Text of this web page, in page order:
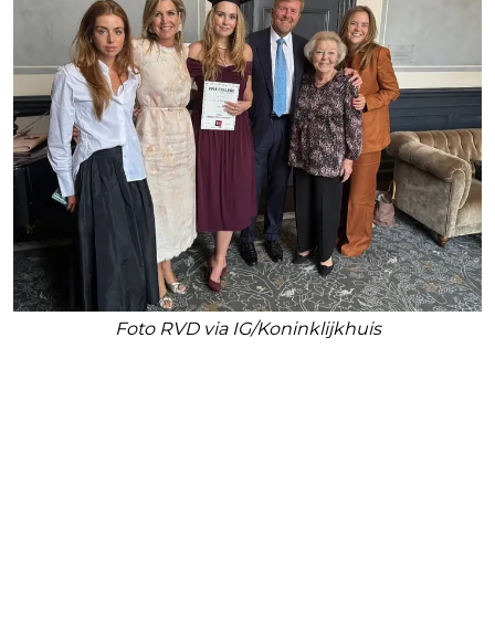
Foto RVD via IG/Koninklijkhuis